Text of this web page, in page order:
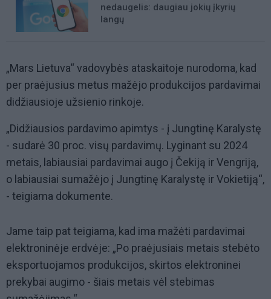
nedaugelis: daugiau jokių įkyrių
langų
„Mars Lietuva“ vadovybės ataskaitoje nurodoma, kad
per praėjusius metus mažėjo produkcijos pardavimai
didžiausioje užsienio rinkoje.
„Didžiausios pardavimo apimtys - į Jungtinę Karalystę
- sudarė 30 proc. visų pardavimų. Lyginant su 2024
metais, labiausiai pardavimai augo į Čekiją ir Vengriją,
o labiausiai sumažėjo į Jungtinę Karalystę ir Vokietiją“,
- teigiama dokumente.
Jame taip pat teigiama, kad ima mažėti pardavimai
elektroninėje erdvėje: „Po praėjusiais metais stebėto
eksportuojamos produkcijos, skirtos elektroninei
prekybai augimo - šiais metais vėl stebimas